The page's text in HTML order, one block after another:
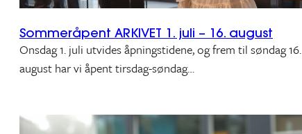
Sommeråpent ARKIVET 1. juli – 16. august
Onsdag 1. juli utvides åpningstidene, og frem til søndag 16.
august har vi åpent tirsdag-søndag…